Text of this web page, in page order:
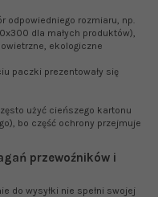
odpowiedniego rozmiaru, np.
dla małych produktów),
ekologiczne
paczki prezentowały się
użyć cieńszego kartonu
bo część ochrony przejmuje
przewoźników i
do wysyłki nie spełni swojej